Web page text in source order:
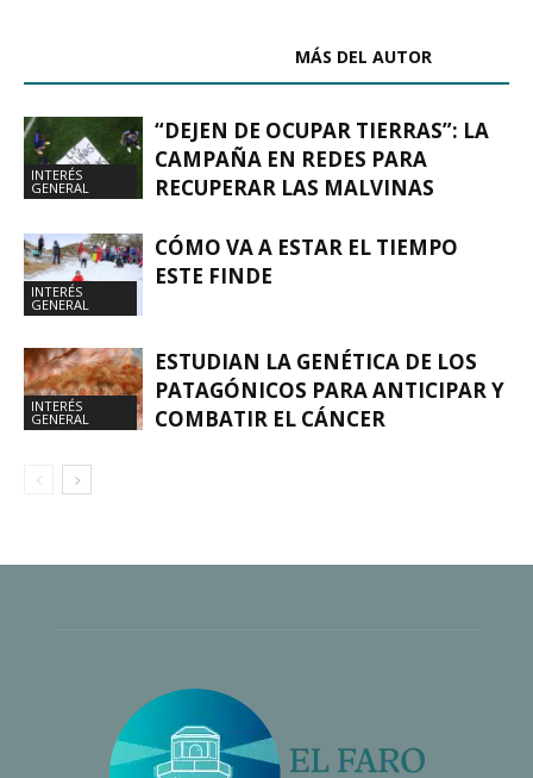
MÁS DEL AUTOR
INTERÉS
GENERAL
“DEJEN DE OCUPAR TIERRAS”: LA
CAMPAÑA EN REDES PARA
RECUPERAR LAS MALVINAS
INTERÉS
GENERAL
CÓMO VA A ESTAR EL TIEMPO
ESTE FINDE
INTERÉS
GENERAL
ESTUDIAN LA GENÉTICA DE LOS
PATAGÓNICOS PARA ANTICIPAR Y
COMBATIR EL CÁNCER